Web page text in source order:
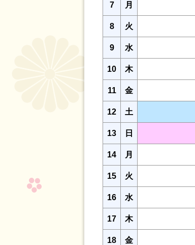
7 月
8 火
9 水
10 木
11 金
12 土
13 日
14 月
15 火
16 水
17 木
18 金